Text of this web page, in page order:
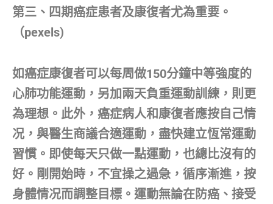
第三、四期癌症患者及康復者尤為重要。
（pexels)
如癌症康復者可以每周做150分鐘中等強度的
心肺功能運動，另加兩天負重運動訓練，則更
為理想。此外，癌症病人和康復者應按自己情
况，與醫生商議合適運動，盡快建立恆常運動
習慣。即使每天只做一點運動，也總比沒有的
好。剛開始時，不宜操之過急，循序漸進，按
身體情况而調整目標。運動無論在防癌、接受